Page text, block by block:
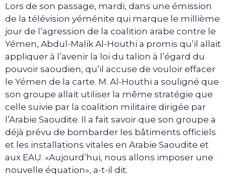
Lors de son passage, mardi, dans une émission
de la télévision yéménite qui marque le millième
jour de l’agression de la coalition arabe contre le
Yémen, Abdul-Malik Al-Houthi a promis qu’il allait
appliquer à l’avenir la loi du talion à l’égard du
pouvoir saoudien, qu’il accuse de vouloir effacer
le Yémen de la carte. M. Al-Houthi a souligné que
son groupe allait utiliser la même stratégie que
celle suivie par la coalition militaire dirigée par
l’Arabie Saoudite. Il a fait savoir que son groupe a
déjà prévu de bombarder les bâtiments officiels
et les installations vitales en Arabie Saoudite et
aux EAU. «Aujourd’hui, nous allons imposer une
nouvelle équation», a-t-il dit.